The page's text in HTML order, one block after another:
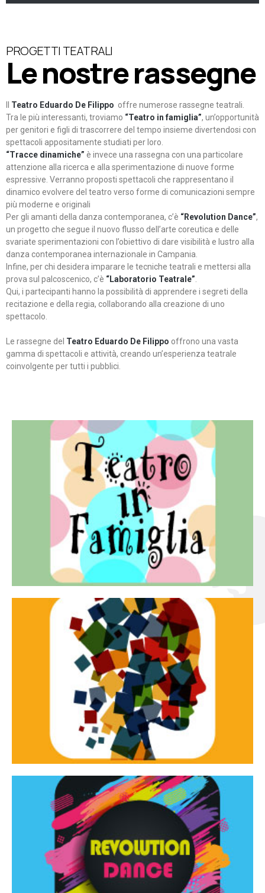
PROGETTI TEATRALI
Le nostre rassegne
Teatro Eduardo De Filippo offre numerose rassegne teatrali.
Tra le più interessanti, troviamo “Teatro in famiglia”, un’opportunità
per genitori e figli di trascorrere del tempo insieme divertendosi con
spettacoli appositamente studiati per loro.
“Tracce dinamiche” è invece una rassegna con una particolare
attenzione alla ricerca e alla sperimentazione di nuove forme
espressive. Verranno proposti spettacoli che rappresentano il
dinamico evolvere del teatro verso forme di comunicazioni sempre
più moderne e originali
Per gli amanti della danza contemporanea, c’è “Revolution Dance”,
un progetto che segue il nuovo flusso dell’arte coreutica e delle
svariate sperimentazioni con l’obiettivo di dare visibilità e lustro alla
danza contemporanea internazionale in Campania.
Infine, per chi desidera imparare le tecniche teatrali e mettersi alla
prova sul palcoscenico, c’è “Laboratorio Teatrale”
Qui, i partecipanti hanno la possibilità di apprendere i segreti della
recitazione e della regia, collaborando alla creazione di uno
spettacolo.
Le rassegne del Teatro Eduardo De Filippo offrono una vasta
gamma di spettacoli e attività, creando un’esperienza teatrale
coinvolgente per tutti i pubblici.
Teatro in famiglia
Teatro In Famiglia è una rassegna di teatro concepita
per far condividere e godere del teatro all’intera
famiglia.
Continua
Tracce dinamiche
Tracce Dinamiche è una rassegna di teatro
d’innovazione e sperimentale.
Continua
Revolution Dance
Rassegna di danza contemporanea – I Edizione